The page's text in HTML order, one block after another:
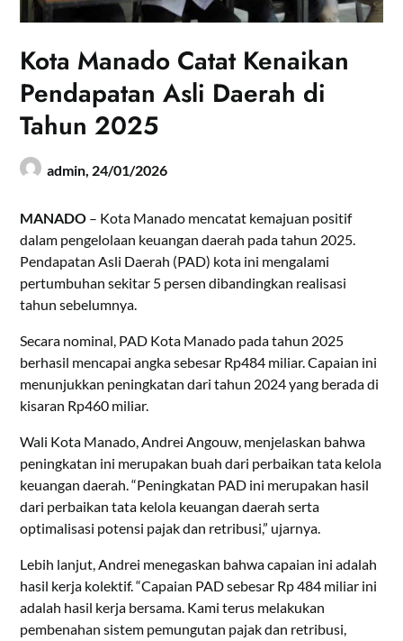
Kota Manado Catat Kenaikan
Pendapatan Asli Daerah di
Tahun 2025
admin, 24/01/2026
MANADO – Kota Manado mencatat kemajuan positif
dalam pengelolaan keuangan daerah pada tahun 2025.
Pendapatan Asli Daerah (PAD) kota ini mengalami
pertumbuhan sekitar 5 persen dibandingkan realisasi
tahun sebelumnya.
Secara nominal, PAD Kota Manado pada tahun 2025
berhasil mencapai angka sebesar Rp484 miliar. Capaian ini
menunjukkan peningkatan dari tahun 2024 yang berada di
kisaran Rp460 miliar.
Wali Kota Manado, Andrei Angouw, menjelaskan bahwa
peningkatan ini merupakan buah dari perbaikan tata kelola
keuangan daerah. “Peningkatan PAD ini merupakan hasil
dari perbaikan tata kelola keuangan daerah serta
optimalisasi potensi pajak dan retribusi,” ujarnya.
Lebih lanjut, Andrei menegaskan bahwa capaian ini adalah
hasil kerja kolektif. “Capaian PAD sebesar Rp 484 miliar ini
adalah hasil kerja bersama. Kami terus melakukan
pembenahan sistem pemungutan pajak dan retribusi,